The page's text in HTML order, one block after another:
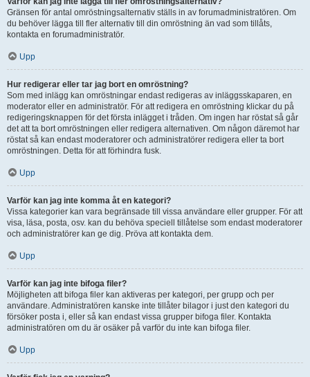
Gränsen för antal omröstningsalternativ ställs in av forumadministratören. Om
du behöver lägga till fler alternativ till din omröstning än vad som tillåts,
kontakta en forumadministratör.
Upp
Hur redigerar eller tar jag bort en omröstning?
Som med inlägg kan omröstningar endast redigeras av inläggsskaparen, en
moderator eller en administratör. För att redigera en omröstning klickar du på
redigeringsknappen för det första inlägget i tråden. Om ingen har röstat så går
det att ta bort omröstningen eller redigera alternativen. Om någon däremot har
röstat så kan endast moderatorer och administratörer redigera eller ta bort
omröstningen. Detta för att förhindra fusk.
Upp
Varför kan jag inte komma åt en kategori?
Vissa kategorier kan vara begränsade till vissa användare eller grupper. För att
visa, läsa, posta, osv. kan du behöva speciell tillåtelse som endast moderatorer
och administratörer kan ge dig. Pröva att kontakta dem.
Upp
Varför kan jag inte bifoga filer?
Möjligheten att bifoga filer kan aktiveras per kategori, per grupp och per
användare. Administratören kanske inte tillåter bilagor i just den kategori du
försöker posta i, eller så kan endast vissa grupper bifoga filer. Kontakta
administratören om du är osäker på varför du inte kan bifoga filer.
Upp